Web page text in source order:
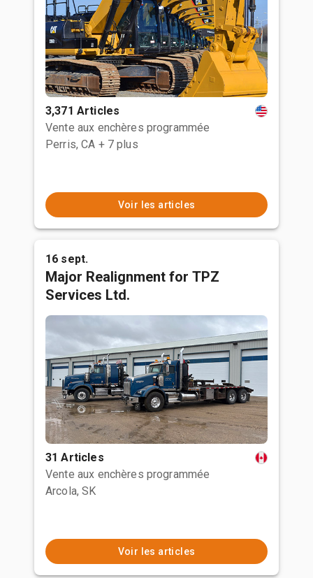
3,371 Articles
Vente aux enchères programmée
Perris, CA + 7 plus
Voir les articles
16 sept.
Major Realignment for TPZ
Services Ltd.
31 Articles
Vente aux enchères programmée
Arcola, SK
Voir les articles